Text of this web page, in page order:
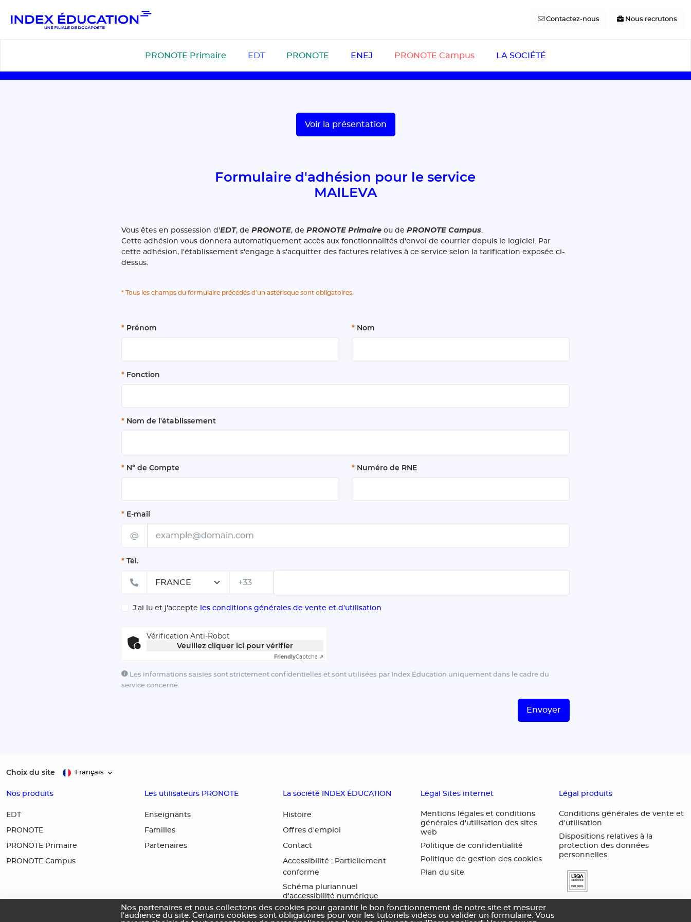
Contactez-nous Nous recrutons
PRONOTE Primaire EDT PRONOTE ENEJ PRONOTE Campus LA SOCIÉTÉ
Voir la présentation
Formulaire d'adhésion pour le service
MAILEVA
Vous êtes en possession d'EDT, de PRONOTE, de PRONOTE Primaire ou de PRONOTE Campus.
Cette adhésion vous donnera automatiquement accès aux fonctionnalités d'envoi de courrier depuis le logiciel. Par
cette adhésion, l'établissement s'engage à s'acquitter des factures relatives à ce service selon la tarification exposée ci-
dessus.
* Tous les champs du formulaire précédés d'un astérisque sont obligatoires.
* Prénom * Nom
* Fonction
* Nom de l'établissement
* N° de Compte * Numéro de RNE
* E-mail
@
* Tél.
+33
J'ai lu et j'accepte les conditions générales de vente et d'utilisation
Vérification Anti-Robot
Veuillez cliquer ici pour vérifier
FriendlyCaptcha ⇗
Les informations saisies sont strictement confidentielles et sont utilisées par Index Éducation uniquement dans le cadre du
service concerné.
Envoyer
Choix du site Français
Nos produits
EDT
PRONOTE
PRONOTE Primaire
PRONOTE Campus
Les utilisateurs PRONOTE
Enseignants
Familles
Partenaires
La société INDEX ÉDUCATION
Histoire
Offres d'emploi
Contact
Accessibilité : Partiellement
conforme
Schéma pluriannuel
d'accessibilité numérique
Légal Sites internet
Mentions légales et conditions
générales d'utilisation des sites
web
Politique de confidentialité
Politique de gestion des cookies
Plan du site
Légal produits
Conditions générales de vente et
d'utilisation
Dispositions relatives à la
protection des données
personnelles
Nos partenaires et nous collectons des cookies pour garantir le bon fonctionnement de notre site et mesurer
l'audience du site. Certains cookies sont obligatoires pour voir les tutoriels vidéos ou valider un formulaire. Vous